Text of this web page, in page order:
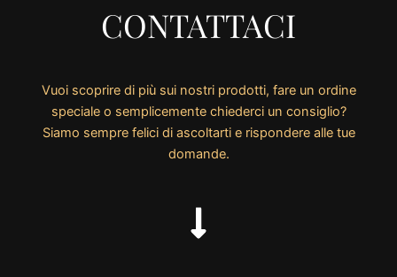
CONTATTACI
Vuoi scoprire di più sui nostri prodotti, fare un ordine
speciale o semplicemente chiederci un consiglio?
Siamo sempre felici di ascoltarti e rispondere alle tue
domande.